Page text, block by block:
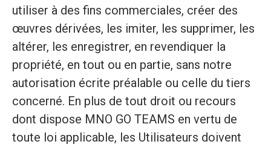
utiliser à des fins commerciales, créer des
œuvres dérivées, les imiter, les supprimer, les
altérer, les enregistrer, en revendiquer la
propriété, en tout ou en partie, sans notre
autorisation écrite préalable ou celle du tiers
concerné. En plus de tout droit ou recours
dont dispose MNO GO TEAMS en vertu de
toute loi applicable, les Utilisateurs doivent